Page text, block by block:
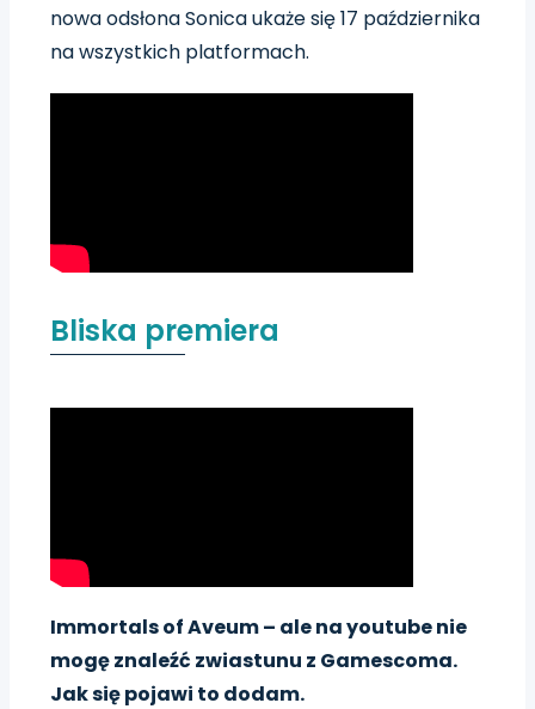
nowa odsłona Sonica ukaże się 17 października
na wszystkich platformach.
Bliska premiera
Immortals of Aveum – ale na youtube nie
mogę znaleźć zwiastunu z Gamescoma.
Jak się pojawi to dodam.